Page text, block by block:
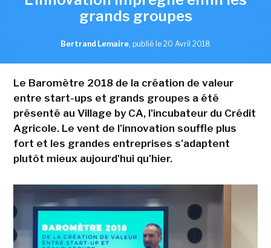
grands groupes
Bertrand Lemaire, publié le 20 Avril 2018
Le Baromètre 2018 de la création de valeur
entre start-ups et grands groupes a été
présenté au Village by CA, l'incubateur du Crédit
Agricole. Le vent de l'innovation souffle plus
fort et les grandes entreprises s'adaptent
plutôt mieux aujourd'hui qu'hier.